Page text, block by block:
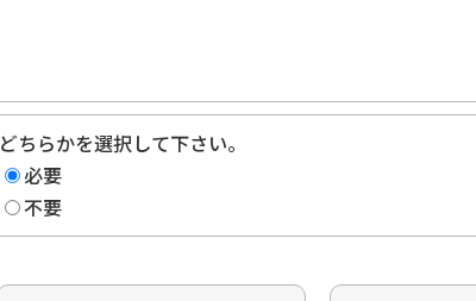
どちらかを選択して下さい。
必要
不要